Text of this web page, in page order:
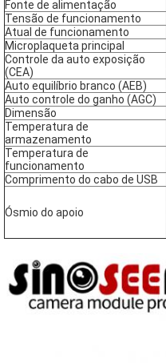
Fonte de alimentação
Tensão de funcionamento
Atual de funcionamento
Microplaqueta principal
Controle da auto exposição
(CEA)
Auto equilíbrio branco (AEB)
Auto controle do ganho (AGC)
Dimensão
Temperatura de
armazenamento
Temperatura de
funcionamento
Comprimento do cabo de USB
Ósmio do apoio